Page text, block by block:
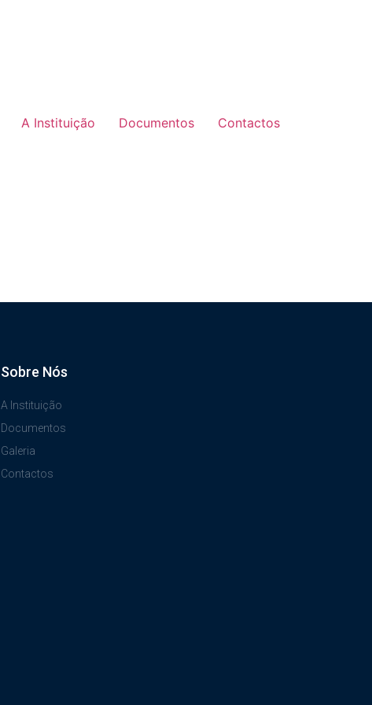
A Instituição Documentos Contactos
Sobre Nós
A Instituição
Documentos
Galeria
Contactos